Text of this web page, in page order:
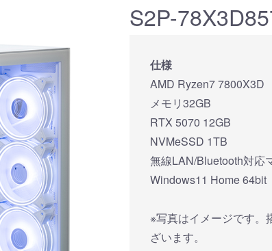
面
エン
却性
界2」
しま
270°強化ガラスに黒パーツ
が鮮やかに映え、液晶簡易
水冷とラインLEDが重厚な
厳格な基準をクリ
「Powered By
モデル。世界を
MSIの最新パーツ
商品詳
搭載
ピラーレスケース採用PC
商品を
S2P-
仕様
AMD Ryzen7 7800X3D
メモリ32GB
RTX 5070 12GB
NVMeSSD 1TB
無線LAN/Bluetooth対応
Windows11 Home 64bit
※写真はイメージです。
ざいます。